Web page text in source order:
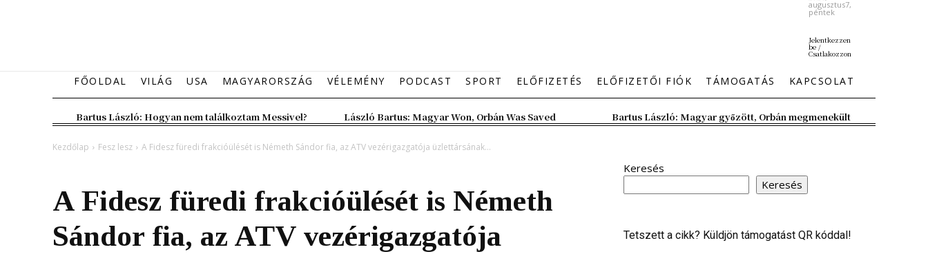
augusztus7,
péntek
Jelentkezzen
be /
Csatlakozzon
FŐOLDAL VILÁG USA MAGYARORSZÁG VÉLEMÉNY PODCAST SPORT ELŐFIZETÉS ELŐFIZETŐI FIÓK TÁMOGATÁS KAPCSOLAT
Bartus László: Hogyan nem találkoztam Messivel? László Bartus: Magyar Won, Orbán Was Saved Bartus László: Magyar győzött, Orbán megmenekült
Kezdőlap Fesz lesz A Fidesz füredi frakcióülését is Németh Sándor fia, az ATV vezérigazgatója üzlettársának...
A Fidesz füredi frakcióülését is Németh
Sándor fia, az ATV vezérigazgatója
Keresés
Keresés
Tetszett a cikk? Küldjön támogatást QR kóddal!